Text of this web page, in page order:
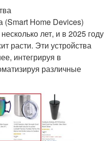
Home Devices)
лет, и в 2025 году
расти. Эти устройства
интегрируя в
различные